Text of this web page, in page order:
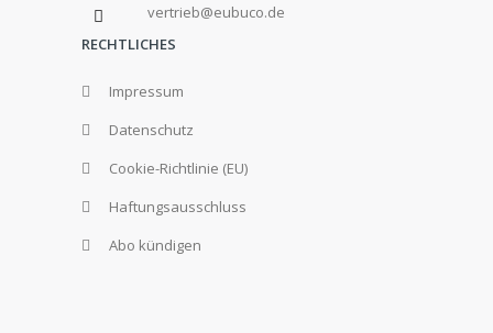
vertrieb@eubuco.de
RECHTLICHES
Impressum
Datenschutz
Cookie-Richtlinie (EU)
Haftungsausschluss
Abo kündigen